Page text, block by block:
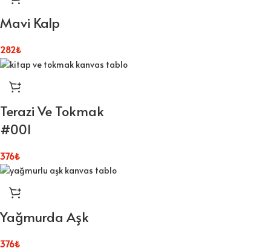
Mavi Kalp
282₺
Terazi Ve Tokmak
#001
376₺
Yağmurda Aşk
376₺